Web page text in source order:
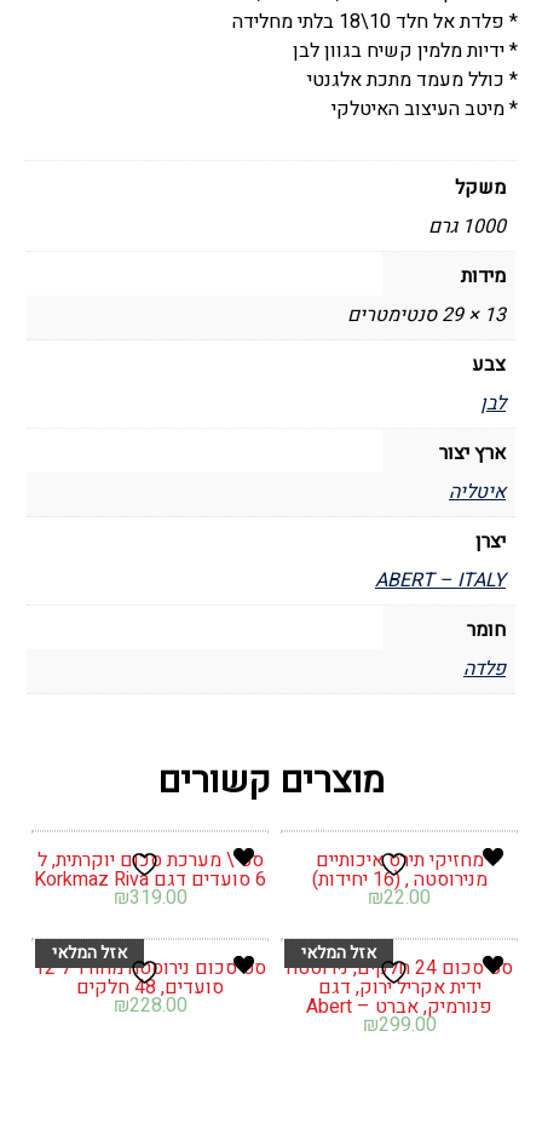
* פלדת אל חלד 10\18 בלתי מחלידה
* ידיות מלמין קשיח בגוון לבן
* כולל מעמד מתכת אלגנטי
* מיטב העיצוב האיטלקי
משקל
1000 גרם
מידות
13 × 29 סנטימטרים
צבע
לבן
ארץ יצור
איטליה
יצרן
ABERT – ITALY
חומר
פלדה
מוצרים קשורים
מחזיקי תירס איכותיים
מנירוסטה , (16 יחידות)
₪22.00
סט \ מערכת סכום יוקרתית, ל
6 סועדים דגם Korkmaz Riva
₪319.00
סט סכום 24 חלקים, נירוסטה
ידית אקריל ירוק, דגם
פנורמיק, אברט – Abert
₪299.00
סט סכום נירוסטה מהודר ל 12
סועדים, 48 חלקים
₪228.00